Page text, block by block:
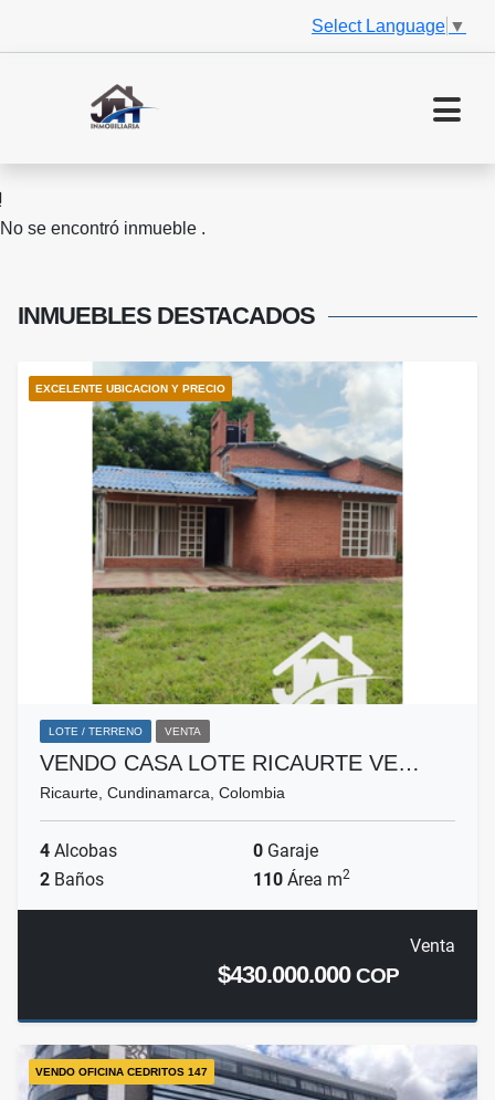
Select Language ▼
No se encontró inmueble .
INMUEBLES DESTACADOS
EXCELENTE UBICACION Y PRECIO
LOTE / TERRENO VENTA
VENDO CASA LOTE RICAURTE VE…
Ricaurte, Cundinamarca, Colombia
4 Alcobas 0 Garaje
2 Baños 110 Área m2
Venta
$430.000.000COP
VENDO OFICINA CEDRITOS 147